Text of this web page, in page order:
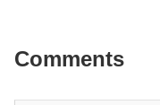
Comments